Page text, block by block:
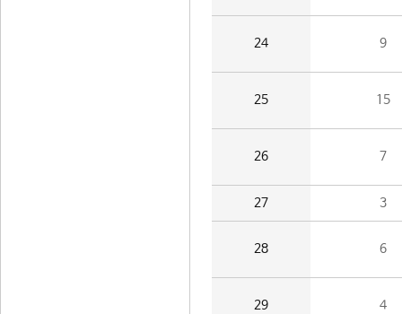
24 9
25 15
26 7
27 3
28 6
29 4